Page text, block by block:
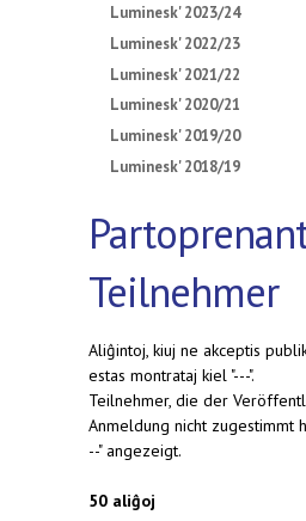
Luminesk' 2023/24
Luminesk' 2022/23
Luminesk' 2021/22
Luminesk' 2020/21
Luminesk' 2019/20
Luminesk' 2018/19
Teilnehmer
Aliĝintoj, kiuj ne akceptis
estas montrataj kiel "---".
Teilnehmer, die der
Anmeldung nicht zugestimmt
--" angezeigt.
50 aliĝoj